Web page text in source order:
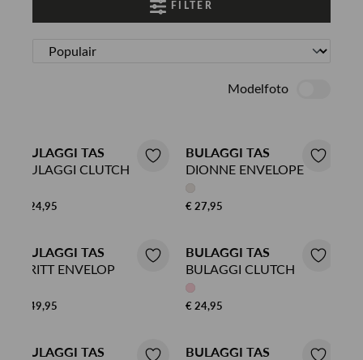
FILTER
Modelfoto
BULAGGI TAS
BULAGGI CLUTCH
€ 24,95
BULAGGI TAS
DIONNE ENVELOPE
€ 27,95
BULAGGI TAS
BRITT ENVELOP
€ 49,95
BULAGGI TAS
BULAGGI CLUTCH
€ 24,95
BULAGGI TAS BULAGGI TAS